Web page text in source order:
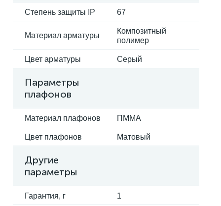
Степень защиты IP 67
Материал арматуры
Композитный
полимер
Цвет арматуры Серый
Параметры
плафонов
Материал плафонов ПММА
Цвет плафонов Матовый
Другие
параметры
Гарантия, г 1